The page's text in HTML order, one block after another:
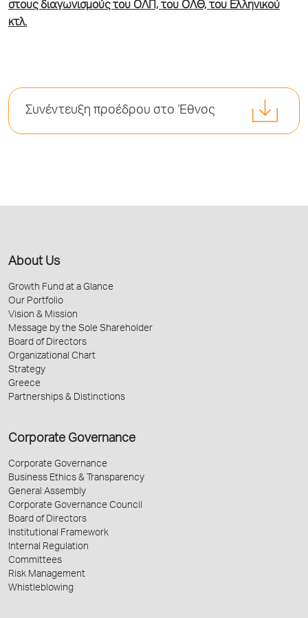
στους διαγωνισμούς του ΟΛΠ, του ΟΛΘ, του Ελληνικού
κτλ.
Συνέντευξη προέδρου στο Έθνος
About Us
Growth Fund at a Glance
Our Portfolio
Vision & Mission
Message by the Sole Shareholder
Board of Directors
Organizational Chart
Strategy
Greece
Partnerships & Distinctions
Corporate Governance
Corporate Governance
Business Ethics & Transparency
General Assembly
Corporate Governance Council
Board of Directors
Institutional Framework
Internal Regulation
Committees
Risk Management
Whistleblowing